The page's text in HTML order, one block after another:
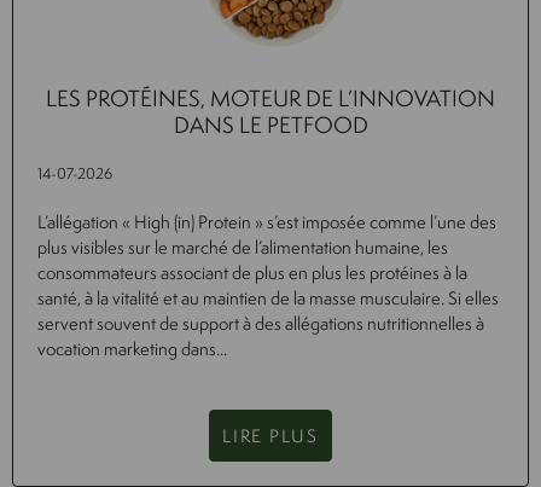
LES PROTÉINES, MOTEUR DE L’INNOVATION
DANS LE PETFOOD
14-07-2026
L’allégation « High (in) Protein » s’est imposée comme l’une des
plus visibles sur le marché de l’alimentation humaine, les
consommateurs associant de plus en plus les protéines à la
santé, à la vitalité et au maintien de la masse musculaire. Si elles
servent souvent de support à des allégations nutritionnelles à
vocation marketing dans...
LIRE PLUS